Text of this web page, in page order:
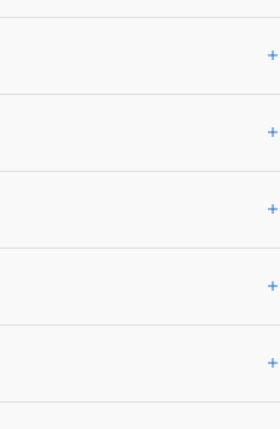
閉じる